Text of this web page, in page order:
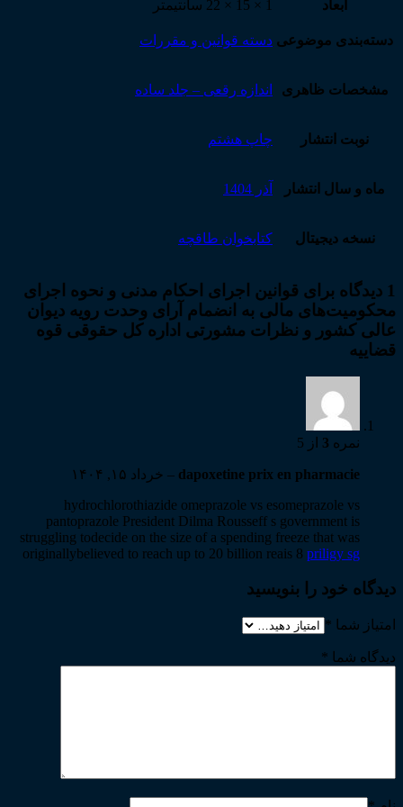
قضاییهابعاد
1 × 15 × 22 سانتیمتر
دسته‌بندی موضوعی دسته قوانین و مقررات
مشخصات ظاهری اندازه رقعی – جلد ساده
نوبت انتشار چاپ هشتم
ماه و سال انتشار آذر 1404
نسخه دیجیتال کتابخوان طاقچه
1 دیدگاه برای
قوانین اجرای احکام مدنی و نحوه اجرای
محکومیت‌های مالی به انضمام آرای وحدت رویه دیوان
عالی کشور و نظرات مشورتی اداره کل حقوقی قوه
قضاییه
نمره 3 از 5
dapoxetine prix en pharmacie
– خرداد ۱۵, ۱۴۰۴
hydrochlorothiazide omeprazole vs esomeprazole vs
pantoprazole President Dilma Rousseff s government is
struggling todecide on the size of a spending freeze that was
originallybelieved to reach up to 20 billion reais 8 priligy sg
دیدگاه خود را بنویسید
امتیاز شما *
دیدگاه شما *